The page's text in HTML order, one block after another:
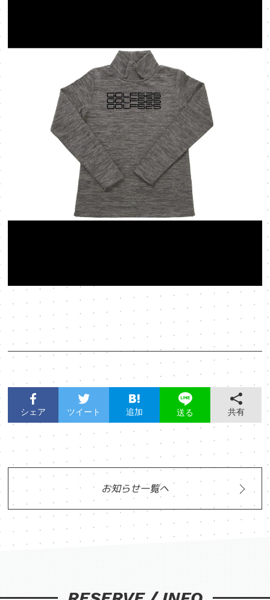
シェア ツイート 追加 送る 共有
お知らせ一覧へ